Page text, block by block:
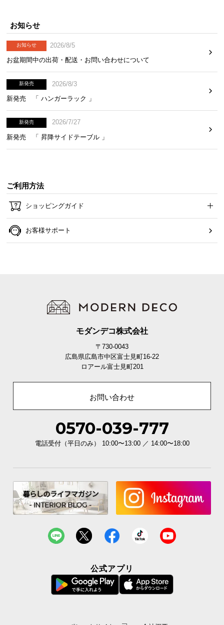
お知らせ
お知らせ
2026/8/5
お盆期間中の出荷・配送・お問い合わせについて
新発売
2026/8/3
新発売 「 ハンガーラック 」
新発売
2026/7/27
新発売 「 昇降サイドテーブル 」
ご利用方法
ショッピングガイド
お客様サポート
モダンデコ株式会社
〒730-0043
広島県広島市中区富士見町16-22
ロアール富士見町201
お問い合わせ
0570-039-777
電話受付（平日のみ） 10:00〜13:00 ／ 14:00〜18:00
公式アプリ